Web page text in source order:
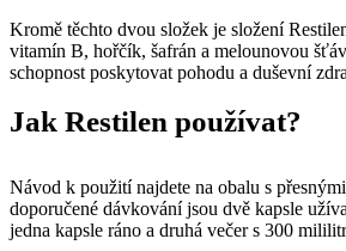
Kromě těchto dvou složek je složení
vitamín B, hořčík, šafrán a melounovou
schopnost poskytovat pohodu a duševní
Jak Restilen používat?
Návod k použití najdete na obalu s
doporučené dávkování jsou dvě kapsle
jedna kapsle ráno a druhá večer s 300